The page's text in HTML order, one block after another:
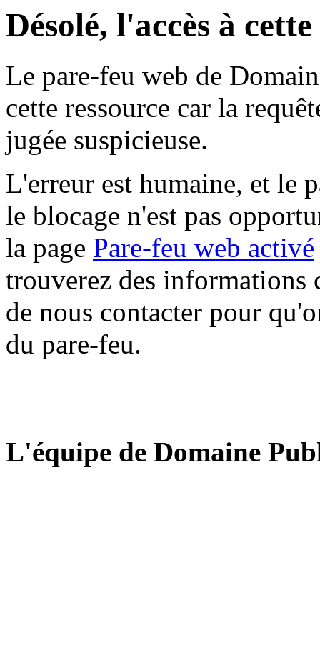
Désolé, l'accès à
Le pare-feu web de
cette ressource car la
jugée suspicieuse.
L'erreur est humaine, et le
le blocage n'est pas
la page Pare-feu web activé
trouverez des informations
de nous contacter pour
du pare-feu.
L'équipe de Domaine